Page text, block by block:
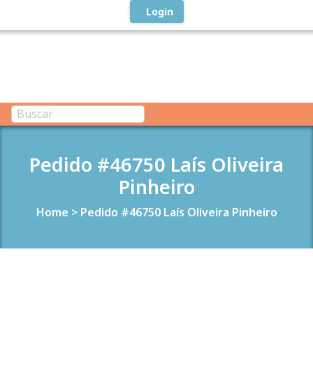
Login
Pedido #46750 Laís Oliveira
Pinheiro
Home > Pedido #46750 Laís Oliveira Pinheiro